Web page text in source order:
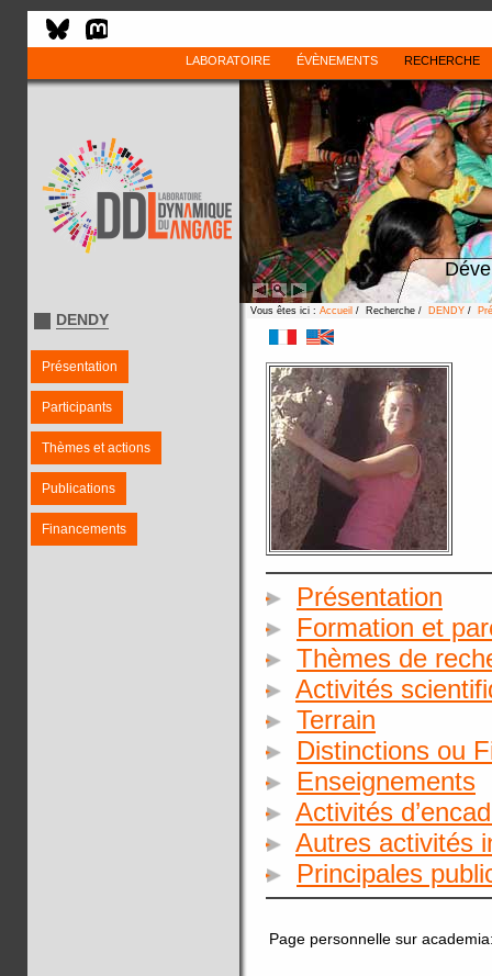
LABORATOIRE ÉVÈNEMENTS RECHERCHE
DENDY
Présentation
Participants
Thèmes et actions
Publications
Financements
Vous êtes ici : Accueil / Recherche / DENDY /
Présentation
Formation et
Thèmes de
Activités
Terrain
Distinctions ou
Enseignements
Activités
Autres activités
Principales
Page personnelle sur